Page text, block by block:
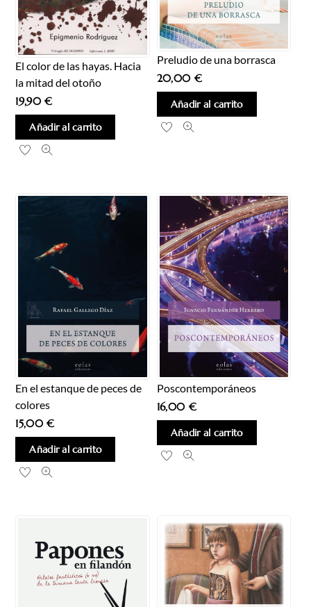
El color de las hayas. Hacia
la mitad del otoño
19,90€
Añadir al carrito
Preludio de una borrasca
20,00 €
Añadir al carrito
En el estanque de peces de
colores
15,00€
Añadir al carrito
Poscontemporáneos
16,00 €
Añadir al carrito